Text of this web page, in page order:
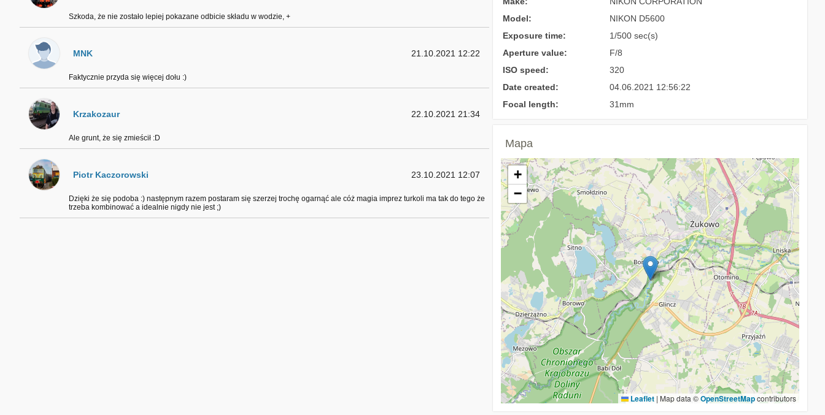
Szkoda, że nie zostało lepiej pokazane odbicie składu w wodzie, +
MNK 21.10.2021 12:22
Faktycznie przyda się więcej dołu :)
Krzakozaur 22.10.2021 21:34
Ale grunt, że się zmieścił :D
Piotr Kaczorowski 23.10.2021 12:07
Dzięki że się podoba :) następnym razem postaram się szerzej trochę ogarnąć ale cóż magia imprez turkoli ma tak do tego że
trzeba kombinować a idealnie nigdy nie jest ;)
Model:
NIKON D5600
Exposure time:
1/500 sec(s)
Aperture value:
F/8
ISO speed:
320
Date created:
04.06.2021 12:56:22
Focal length:
31mm
Mapa
+
−
Leaflet | Map data ©OpenStreetMapcontributors